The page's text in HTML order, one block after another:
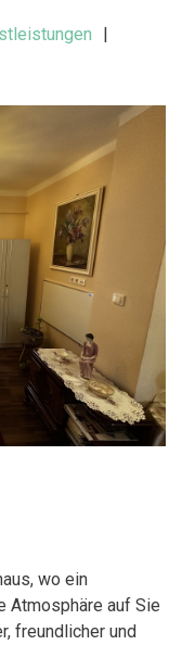
wo ein
Atmosphäre auf Sie
freundlicher und